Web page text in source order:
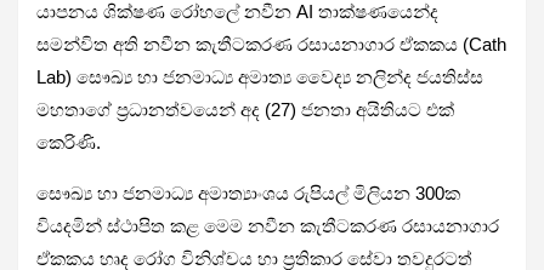
යාපනය ශික්ෂණ රෝහලේ නවීන AI තාක්ෂණයෙන්ද
සමන්විත අති නවීන කැතීටකරණ රසායනාගාර ඒකකය (Cath
Lab) සෞඛ්‍ය හා ජනමාධ්‍ය අමාත්‍ය වෛද්‍ය නලින්ද ජයතිස්ස
මහතාගේ ප්‍රධානත්වයෙන් අද (27) ජනතා අයිතියට එක්
කෙරිණි.
සෞඛ්‍ය හා ජනමාධ්‍ය අමාත්‍යාංශය රුපියල් මිලියන 300ක
වියදමින් ස්ථාපිත කළ මෙම නවීන කැතීටකරණ රසායනාගාර
ඒකකය හෘද රෝග විනිශ්චය හා ප්‍රතිකාර සේවා තවදුරටත්